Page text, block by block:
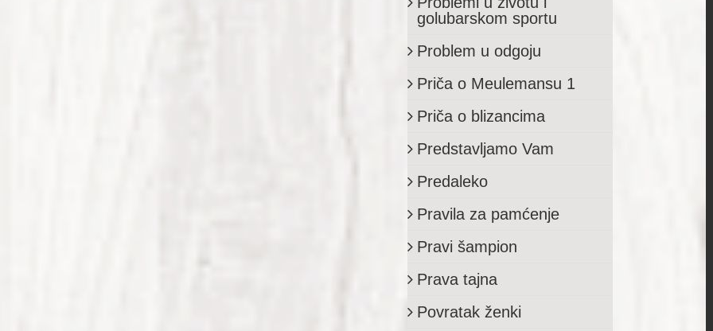
golubarskom sportu
Problem u odgoju
Priča o Meulemansu 1
Priča o blizancima
Predstavljamo Vam
Predaleko
Pravila za pamćenje
Pravi šampion
Prava tajna
Povratak ženki